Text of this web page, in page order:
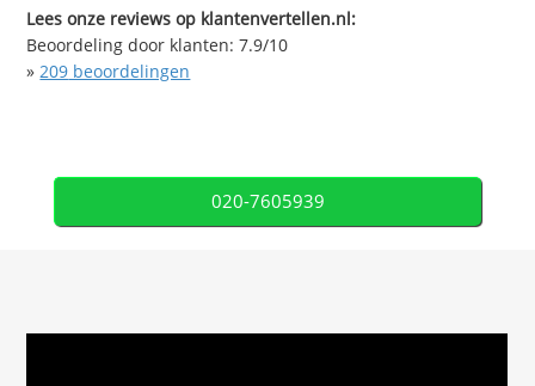
Lees onze reviews op klantenvertellen.nl:
Beoordeling door klanten:7.9/10
»209 beoordelingen
020-7605939